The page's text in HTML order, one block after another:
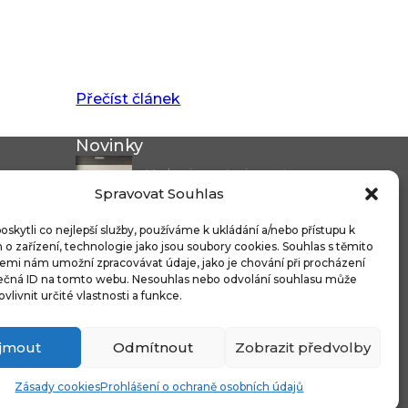
Spravovat Souhlas
co nejlepší služby, používáme k ukládání a/nebo přístupu k
zařízení, technologie jako jsou soubory cookies. Souhlas s těmito
nám umožní zpracovávat údaje, jako je chování při procházení
ID na tomto webu. Nesouhlas nebo odvolání souhlasu může
určité vlastnosti a funkce.
Odmítnout Zobrazit předvolby
Zásady cookiesProhlášení o ochraně osobních údajů
Přečíst článek
Novinky
Modernizace stanice metra
Českomoravská a...
Nicoline: středomořská
elegance, která se...
Čistitelné látky s technologií
Integrované úložné systémy
osoboní údajůWordPress Vojtěch BrukZásady Cookies